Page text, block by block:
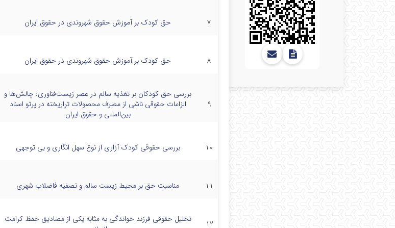
۷ حق کودک بر آموزش حقوق شهروندی در حقوق ایران
۸ حق کودک بر آموزش حقوق شهروندی در حقوق ایران
۹
بررسی حق کودکان بر تغذیه سالم در عصر زیست‌فناوری: چالش‌ها و
الزامات حقوقی ناشی از مصرف محصولات تراریخته در پرتو اسناد
بین‌المللی و حقوق ایران
۱۰ بررسی حقوقی کودک آزاری از نوع سهل انگاری و بی توجهی
۱۱ مناسبت حق بر محیط زیست سالم و تصفیه فاضلاب شهری
۱۲
تحلیل حقوقی فرزند خواندگی به مثابه یکی از مصادیق حفظ کرامت